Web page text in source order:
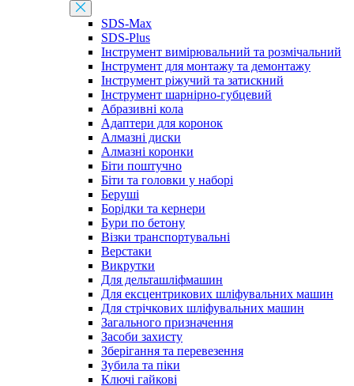
SDS-Max
SDS-Plus
Інструмент вимірювальний та розмічальний
Інструмент для монтажу та демонтажу
Інструмент ріжучий та затискний
Інструмент шарнірно-губцевий
Абразивні кола
Адаптери для коронок
Алмазні диски
Алмазні коронки
Біти поштучно
Біти та головки у наборі
Беруші
Борідки та кернери
Бури по бетону
Візки транспортувальні
Верстаки
Викрутки
Для дельташліфмашин
Для ексцентрикових шліфувальних машин
Для стрічкових шліфувальних машин
Загального призначення
Засоби захисту
Зберігання та перевезення
Зубила та піки
Ключі гайкові